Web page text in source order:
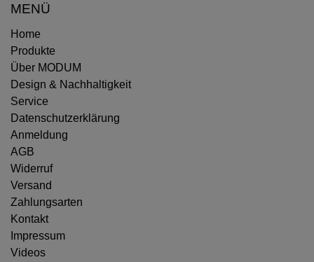
MENÜ
Home
Produkte
Über MODUM
Design & Nachhaltigkeit
Service
Datenschutzerklärung
Anmeldung
AGB
Widerruf
Versand
Zahlungsarten
Kontakt
Impressum
Videos